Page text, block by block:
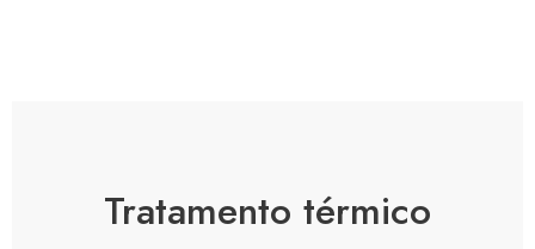
Tratamento térmico